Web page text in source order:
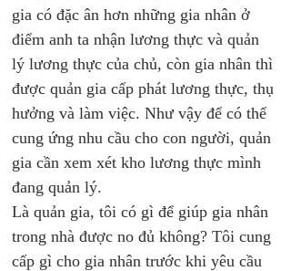
gia có đặc ân hơn những gia nhân ở
điểm anh ta nhận lương thực và quản
lý lương thực của chủ, còn gia nhân thì
được quản gia cấp phát lương thực, thụ
hưởng và làm việc. Như vậy để có thể
cung ứng nhu cầu cho con người, quản
gia cần xem xét kho lương thực mình
đang quản lý.
Là quản gia, tôi có gì để giúp gia nhân
trong nhà được no đủ không? Tôi cung
cấp gì cho gia nhân trước khi yêu cầu